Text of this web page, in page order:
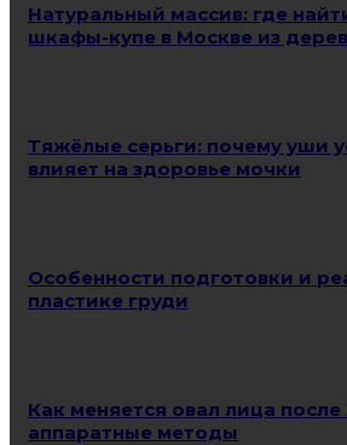
Натуральный массив: где
шкафы-купе в Москве из
Тяжёлые серьги: почему уши
влияет на здоровье мочки
Особенности подготовки и
пластике груди
Как меняется овал лица
аппаратные методы